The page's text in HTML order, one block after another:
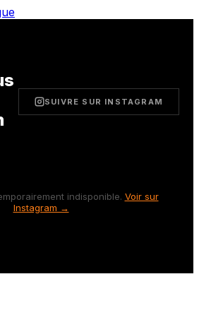
SUIVRE SUR INSTAGRAM
indisponible. Voir sur
Instagram →